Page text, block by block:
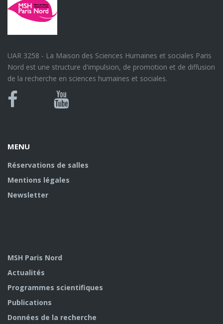
UAR 3258 - La Maison des Sciences Humaines et sociales Paris
Nord est une structure d'impulsion, de promotion et de diffusion
de la recherche en sciences humaines et sociales.
Bluesky
Canal
MENU
Réservations de salles
Mentions légales
Newsletter
MSH Paris Nord
Actualités
Programmes scientifiques
Publications
Données de la recherche